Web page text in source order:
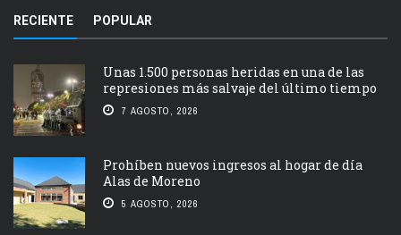
RECIENTE POPULAR
Unas 1.500 personas heridas en una de las
represiones más salvaje del último tiempo
7 AGOSTO, 2026
Prohíben nuevos ingresos al hogar de día
Alas de Moreno
5 AGOSTO, 2026